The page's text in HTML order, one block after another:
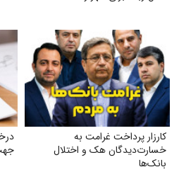
کارزار پرداخت غرامت به
خسارت‌دیدگان هک و اختلال
بانک‌ها